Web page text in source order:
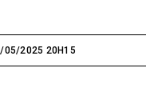
05/2025 20H15